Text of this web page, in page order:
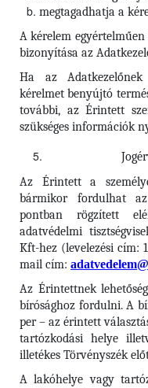
megtagadhatja a
A kérelem
bizonyítása az
Ha az
kérelmet benyújtó
további, az Érintett
szükséges információk
Az Érintett a
bármikor fordulhat
pontban rögzített
adatvédelmi
Kft-hez (levelezési cím:
mail cím:
Az Érintettnek
bírósághoz fordulni. A
per – az érintett
tartózkodási helye
illetékes Törvényszék
A lakóhelye vagy